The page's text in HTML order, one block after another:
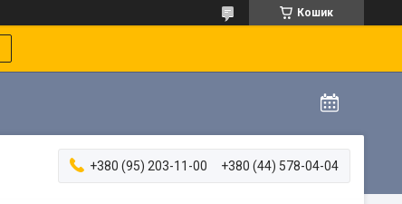
Кошик
+380 (95) 203-11-00 +380 (44) 578-04-04